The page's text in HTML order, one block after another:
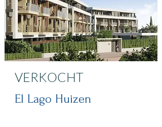
VERKOCHT
El Lago Huizen